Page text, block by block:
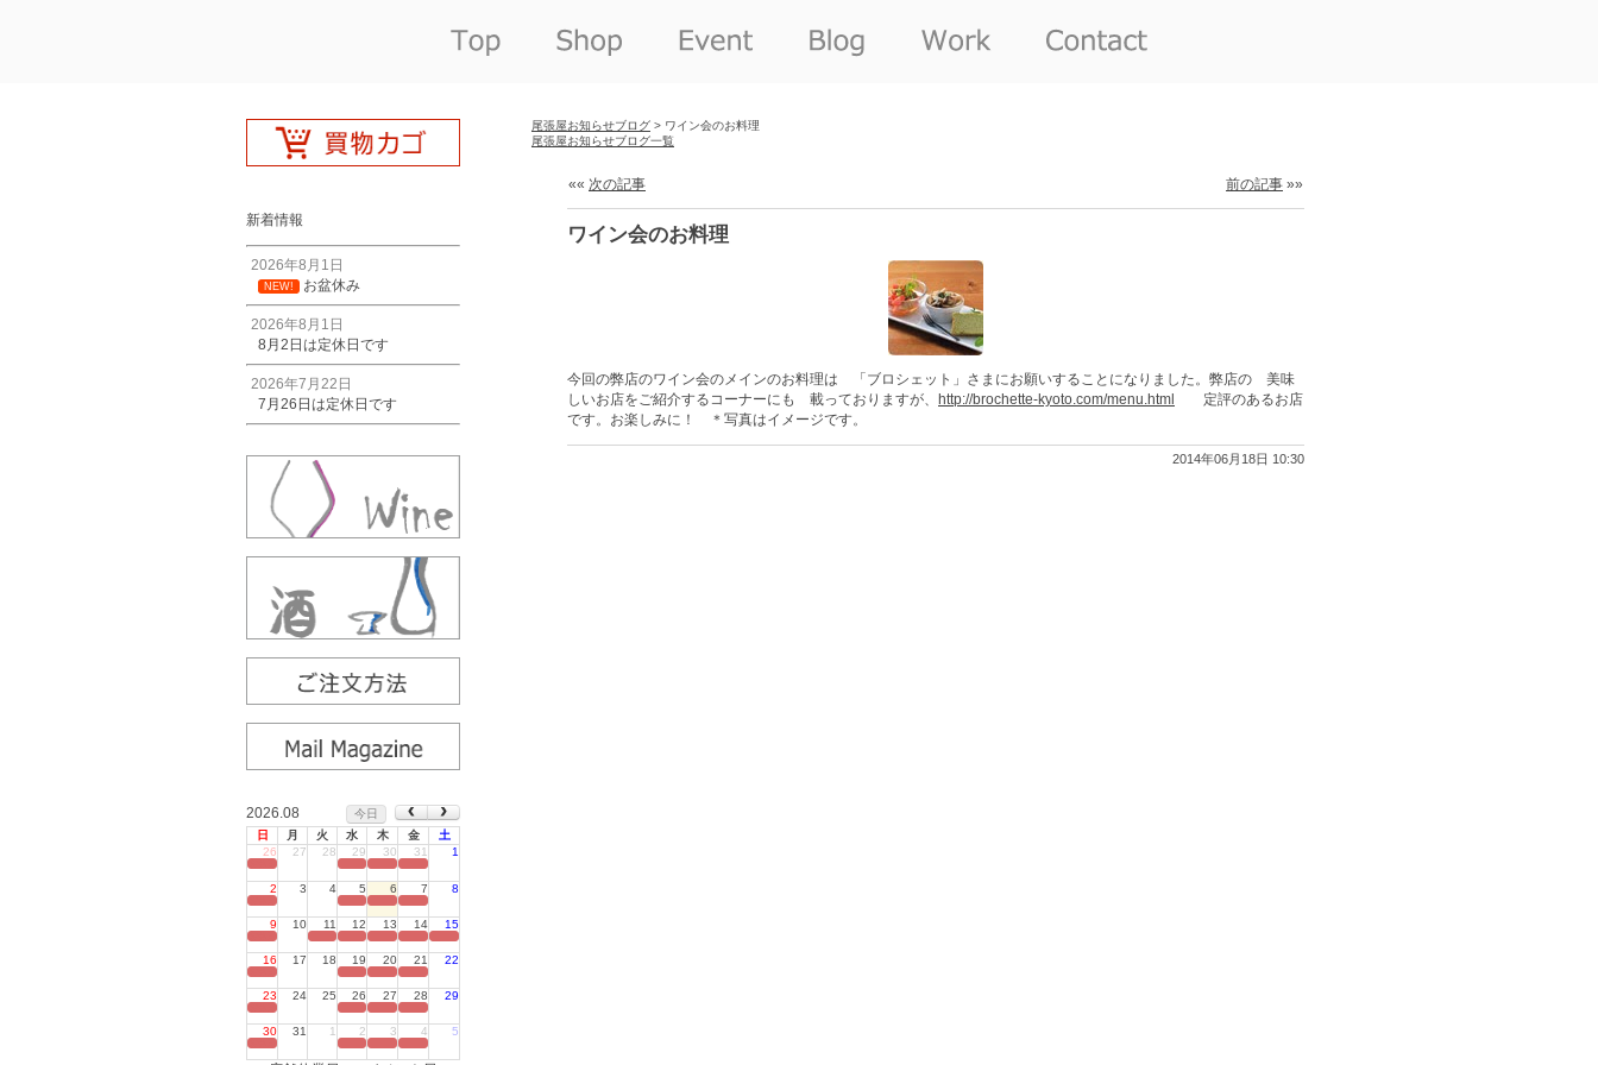
新着情報
2026年8月1日
NEW! お盆休み
2026年8月1日
8月2日は定休日です
2026年7月22日
7月26日は定休日です
2026.08
今日
日
月 火 水 木 金
土
26
27 28 29 30 31 1
2 3 4 5 6 7 8
9 10 11 12 13 14 15
16 17 18 19 20 21 22
23 24 25 26 27 28 29
30 31 1 2 3 4 5
尾張屋お知らせブログ > ワイン会のお料理
尾張屋お知らせブログ一覧
«« 次の記事 前の記事 »»
ワイン会のお料理
今回の弊店のワイン会のメインのお料理は 「ブロシェット」さまにお願いすることになりました。弊店の 美味
しいお店をご紹介するコーナーにも 載っておりますが、
http://brochette-kyoto.com/menu.html
定評のあるお店
です。お楽しみに！ ＊写真はイメージです。
2014年06月18日 10:30